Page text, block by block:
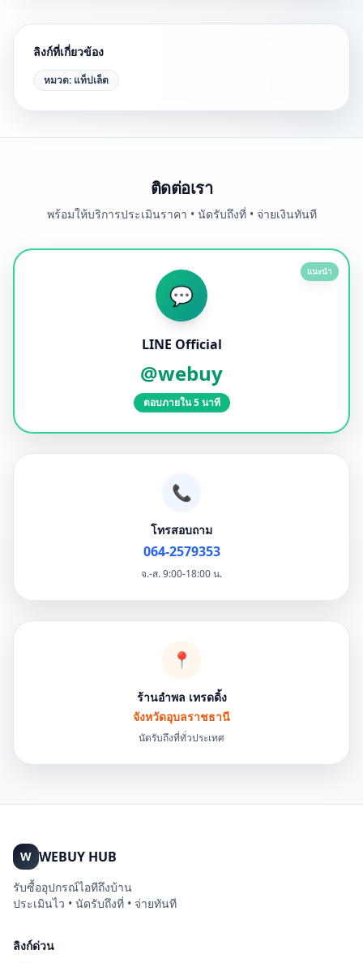
ลิงก์ที่เกี่ยวข้อง
หมวด: แท็ปเล็ต
ติดต่อเรา
พร้อมให้บริการประเมินราคา • นัดรับถึงที่ • จ่ายเงินทันที
แนะนำ
💬
LINE Official
@webuy
ตอบภายใน 5 นาที
📞
โทรสอบถาม
064-2579353
จ.-ส. 9:00-18:00 น.
📍
ร้านอำพล เทรดดิ้ง
จังหวัดอุบลราชธานี
นัดรับถึงที่ทั่วประเทศ
W WEBUY HUB
รับซื้ออุปกรณ์ไอทีถึงบ้าน
ประเมินไว • นัดรับถึงที่ • จ่ายทันที
ลิงก์ด่วน